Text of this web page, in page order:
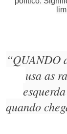
“QUANDO
usa as
quando